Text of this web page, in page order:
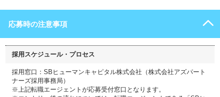
応募時の注意事項
採用スケジュール・プロセス
採用窓口：SBヒューマンキャピタル株式会社（株式会社アズパート
ナーズ採用事務局）
※上記転職エージェントが応募受付窓口となります。